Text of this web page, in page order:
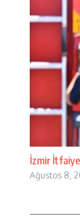
İzmir
Ağustos 8,